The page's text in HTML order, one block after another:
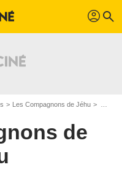
profil search
Les Compagnons de Jéhu
de